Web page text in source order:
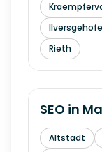
Rieth
SEO in
Altstadt